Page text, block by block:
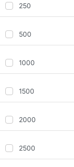
250
500
1000
1500
2000
2500